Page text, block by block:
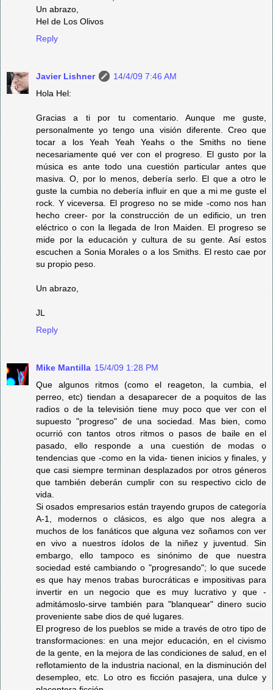
Un abrazo,
Hel de Los Olivos
Reply
Javier Lishner
14/4/09 7:46 AM
Hola Hel:
Gracias a ti por tu comentario. Aunque me guste,
personalmente yo tengo una visión diferente. Creo que
tocar a los Yeah Yeah Yeahs o the Smiths no tiene
necesariamente qué ver con el progreso. El gusto por la
música es ante todo una cuestión particular antes que
masiva. O, por lo menos, debería serlo. El que a otro le
guste la cumbia no debería influir en que a mi me guste el
rock. Y viceversa. El progreso no se mide -como nos han
hecho creer- por la construcción de un edificio, un tren
eléctrico o con la llegada de Iron Maiden. El progreso se
mide por la educación y cultura de su gente. Así estos
escuchen a Sonia Morales o a los Smiths. El resto cae por
su propio peso.
Un abrazo,
JL
Reply
Mike Mantilla 15/4/09 1:28 PM
Que algunos ritmos (como el reageton, la cumbia, el
perreo, etc) tiendan a desaparecer de a poquitos de las
radios o de la televisión tiene muy poco que ver con el
supuesto "progreso" de una sociedad. Mas bien, como
ocurrió con tantos otros ritmos o pasos de baile en el
pasado, ello responde a una cuestión de modas o
tendencias que -como en la vida- tienen inicios y finales, y
que casi siempre terminan desplazados por otros géneros
que también deberán cumplir con su respectivo ciclo de
vida.
Si osados empresarios están trayendo grupos de categoría
A-1, modernos o clásicos, es algo que nos alegra a
muchos de los fanáticos que alguna vez soñamos con ver
en vivo a nuestros ídolos de la niñez y juventud. Sin
embargo, ello tampoco es sinónimo de que nuestra
sociedad esté cambiando o "progresando"; lo que sucede
es que hay menos trabas burocráticas e impositivas para
invertir en un negocio que es muy lucrativo y que -
admitámoslo-sirve también para "blanquear" dinero sucio
proveniente sabe dios de qué lugares.
El progreso de los pueblos se mide a través de otro tipo de
transformaciones: en una mejor educación, en el civismo
de la gente, en la mejora de las condiciones de salud, en el
reflotamiento de la industria nacional, en la disminución del
desempleo, etc. Lo otro es ficción pasajera, una dulce y